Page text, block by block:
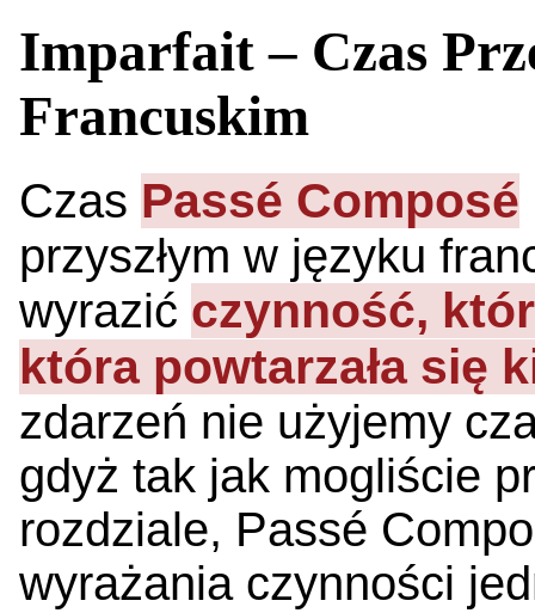
Imparfait – Czas
Francuskim
Czas Passé Composé
przyszłym w języku
wyrazić czynność,
która powtarzała się
zdarzeń nie użyjemy
gdyż tak jak mogliście
rozdziale, Passé
wyrażania czynności